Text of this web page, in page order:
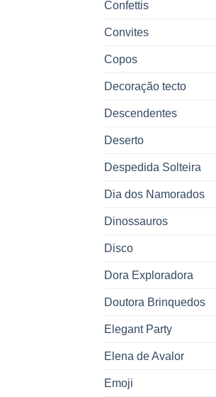
Confettis
Convites
Copos
Decoração tecto
Descendentes
Deserto
Despedida Solteira
Dia dos Namorados
Dinossauros
Disco
Dora Exploradora
Doutora Brinquedos
Elegant Party
Elena de Avalor
Emoji